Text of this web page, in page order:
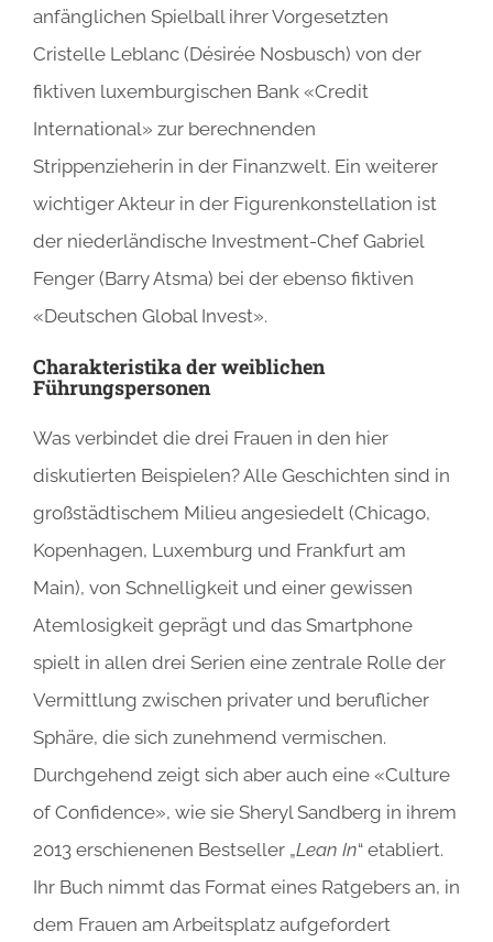
anfänglichen Spielball ihrer Vorgesetzten
Cristelle Leblanc (Désirée Nosbusch) von der
fiktiven luxemburgischen Bank «Credit
International» zur berechnenden
Strippenzieherin in der Finanzwelt. Ein weiterer
wichtiger Akteur in der Figurenkonstellation ist
der niederländische Investment-Chef Gabriel
Fenger (Barry Atsma) bei der ebenso fiktiven
«Deutschen Global Invest».
Charakteristika der weiblichen
Führungspersonen
Was verbindet die drei Frauen in den hier
diskutierten Beispielen? Alle Geschichten sind in
großstädtischem Milieu angesiedelt (Chicago,
Kopenhagen, Luxemburg und Frankfurt am
Main), von Schnelligkeit und einer gewissen
Atemlosigkeit geprägt und das Smartphone
spielt in allen drei Serien eine zentrale Rolle der
Vermittlung zwischen privater und beruflicher
Sphäre, die sich zunehmend vermischen.
Durchgehend zeigt sich aber auch eine «Culture
of Confidence», wie sie Sheryl Sandberg in ihrem
2013 erschienenen Bestseller „Lean In“ etabliert.
Ihr Buch nimmt das Format eines Ratgebers an, in
dem Frauen am Arbeitsplatz aufgefordert